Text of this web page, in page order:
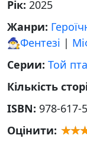
Рік: 2025
Жанри:
🧙‍♂️Фентезі |
Серии: Той
Кількість
ISBN: 978-617-
Оцінити: